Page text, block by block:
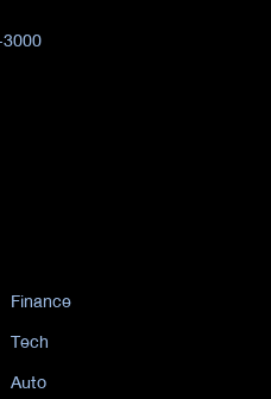
Finance
Tech
Auto